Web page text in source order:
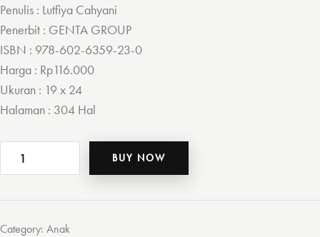
Penulis : Lutfiya Cahyani
Penerbit : GENTA GROUP
ISBN : 978-602-6359-23-0
Harga : Rp116.000
Ukuran : 19 x 24
Halaman : 304 Hal
NABIKU
TELADANKU
BUY NOW
Category: Anak